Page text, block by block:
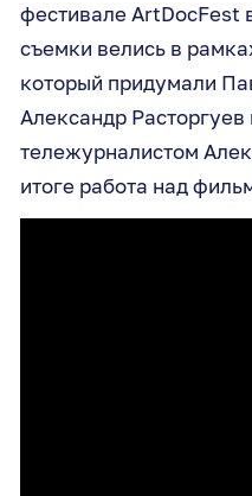
фестивале ArtDocFest
съемки велись в
который придумали
Александр Расторгуев
тележурналистом
итоге работа над